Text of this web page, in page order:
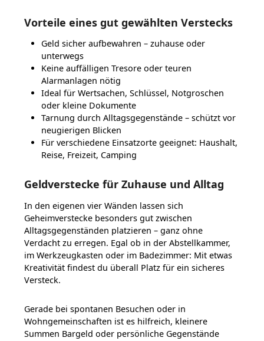
Vorteile eines gut gewählten Verstecks
Geld sicher aufbewahren – zuhause oder
unterwegs
Keine auffälligen Tresore oder teuren
Alarmanlagen nötig
Ideal für Wertsachen, Schlüssel, Notgroschen
oder kleine Dokumente
Tarnung durch Alltagsgegenstände – schützt vor
neugierigen Blicken
Für verschiedene Einsatzorte geeignet: Haushalt,
Reise, Freizeit, Camping
Geldverstecke für Zuhause und Alltag
In den eigenen vier Wänden lassen sich
Geheimverstecke besonders gut zwischen
Alltagsgegenständen platzieren – ganz ohne
Verdacht zu erregen. Egal ob in der Abstellkammer,
im Werkzeugkasten oder im Badezimmer: Mit etwas
Kreativität findest du überall Platz für ein sicheres
Versteck.
Gerade bei spontanen Besuchen oder in
Wohngemeinschaften ist es hilfreich, kleinere
Summen Bargeld oder persönliche Gegenstände